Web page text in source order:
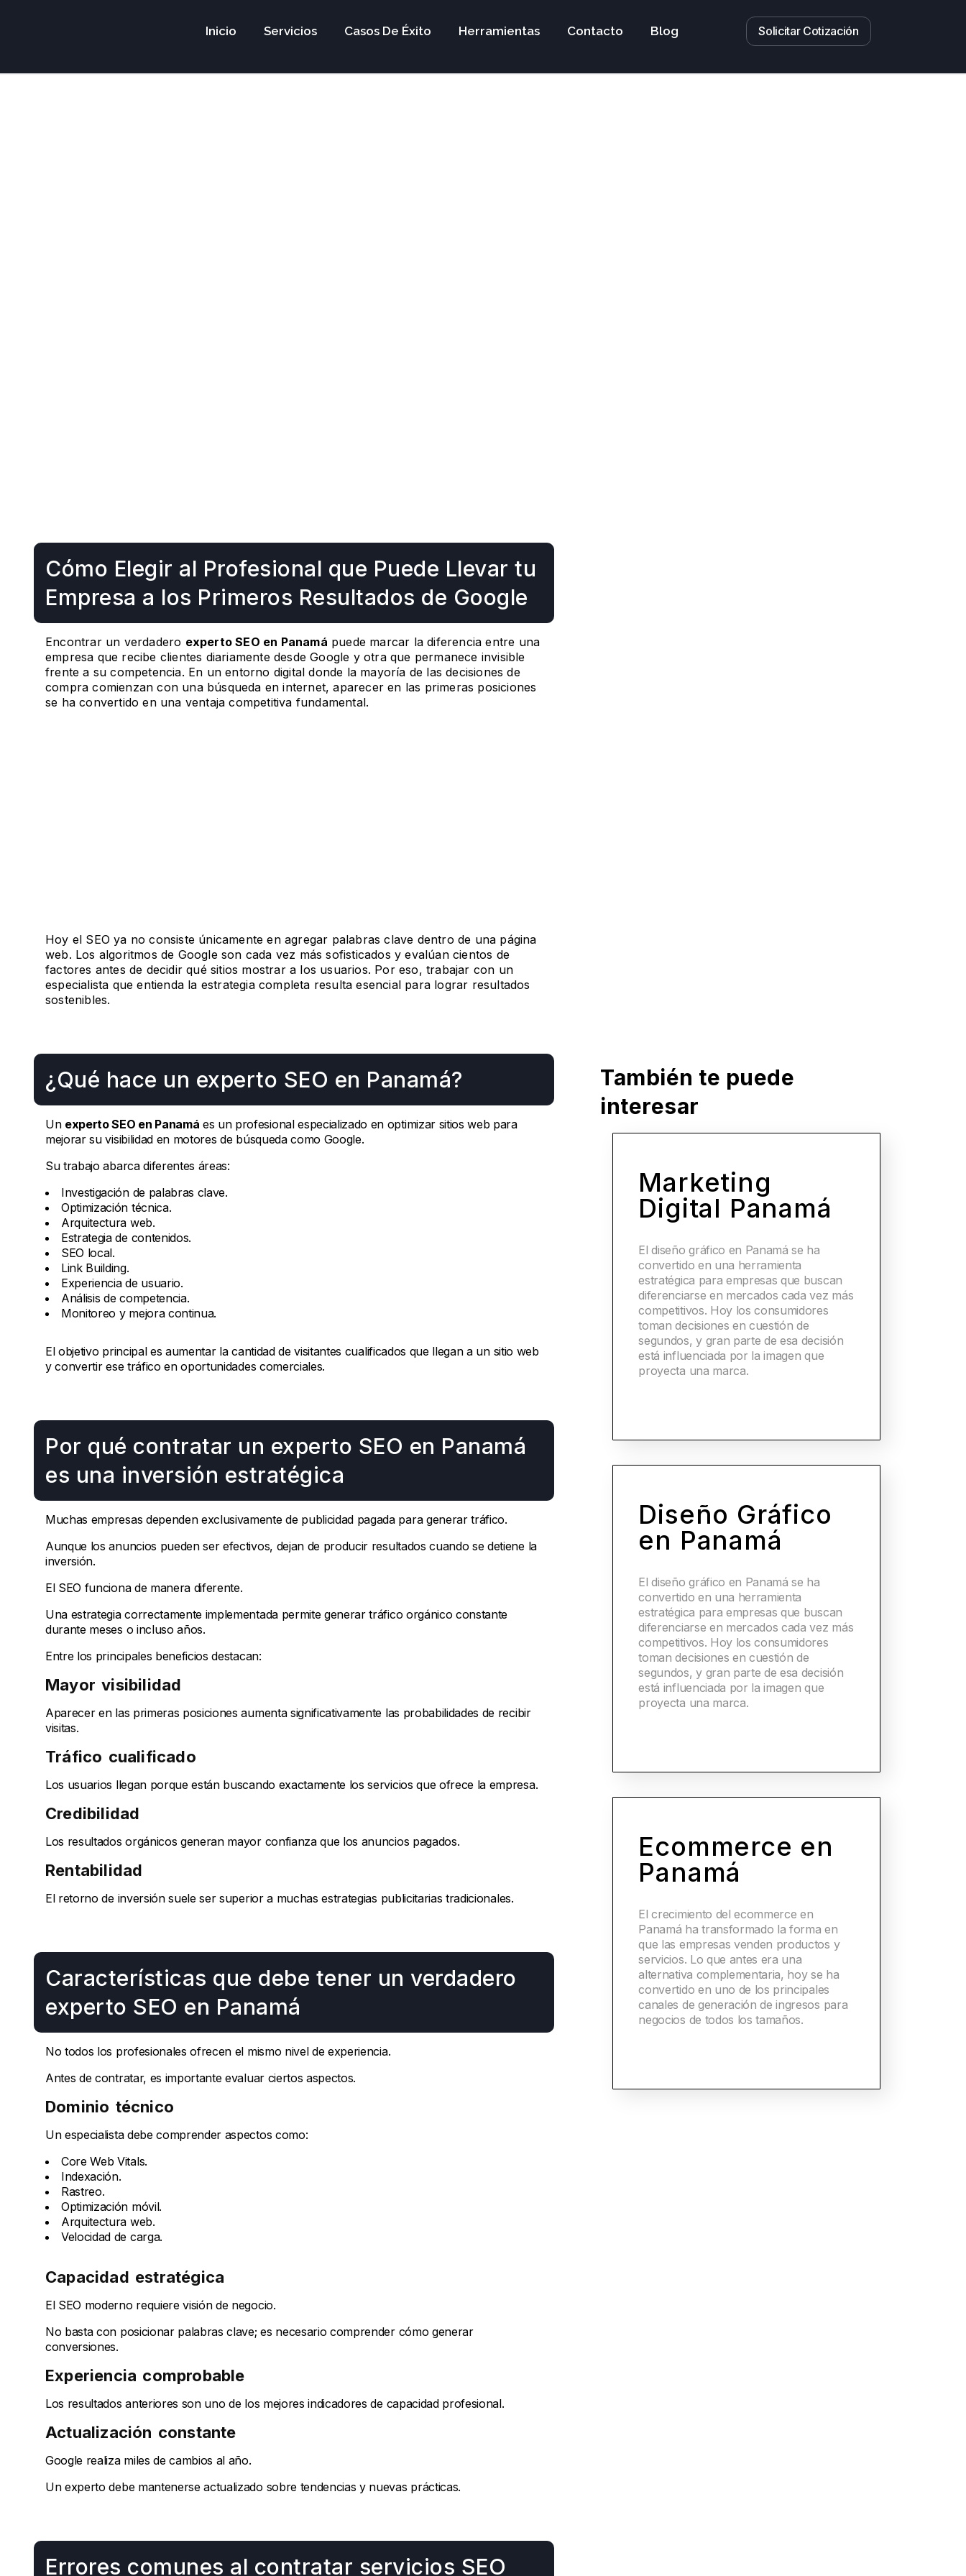
Inicio Servicios Casos De Éxito Herramientas Contacto Blog Solicitar Cotización
Cómo Elegir al Profesional que Puede Llevar tu
Empresa a los Primeros Resultados de Google
Encontrar un verdadero experto SEO en Panamá puede marcar la diferencia entre una
empresa que recibe clientes diariamente desde Google y otra que permanece invisible
frente a su competencia. En un entorno digital donde la mayoría de las decisiones de
compra comienzan con una búsqueda en internet, aparecer en las primeras posiciones
se ha convertido en una ventaja competitiva fundamental.
Hoy el SEO ya no consiste únicamente en agregar palabras clave dentro de una página
web. Los algoritmos de Google son cada vez más sofisticados y evalúan cientos de
factores antes de decidir qué sitios mostrar a los usuarios. Por eso, trabajar con un
especialista que entienda la estrategia completa resulta esencial para lograr resultados
sostenibles.
¿Qué hace un experto SEO en Panamá?
Un experto SEO en Panamá es un profesional especializado en optimizar sitios web para
mejorar su visibilidad en motores de búsqueda como Google.
Su trabajo abarca diferentes áreas:
Investigación de palabras clave.
Optimización técnica.
Arquitectura web.
Estrategia de contenidos.
SEO local.
Link Building.
Experiencia de usuario.
Análisis de competencia.
Monitoreo y mejora continua.
El objetivo principal es aumentar la cantidad de visitantes cualificados que llegan a un sitio web
y convertir ese tráfico en oportunidades comerciales.
Por qué contratar un experto SEO en Panamá
es una inversión estratégica
Muchas empresas dependen exclusivamente de publicidad pagada para generar tráfico.
Aunque los anuncios pueden ser efectivos, dejan de producir resultados cuando se detiene la
inversión.
El SEO funciona de manera diferente.
Una estrategia correctamente implementada permite generar tráfico orgánico constante
durante meses o incluso años.
Entre los principales beneficios destacan:
Mayor visibilidad
Aparecer en las primeras posiciones aumenta significativamente las probabilidades de recibir
visitas.
Tráfico cualificado
Los usuarios llegan porque están buscando exactamente los servicios que ofrece la empresa.
Credibilidad
Los resultados orgánicos generan mayor confianza que los anuncios pagados.
Rentabilidad
El retorno de inversión suele ser superior a muchas estrategias publicitarias tradicionales.
Características que debe tener un verdadero
experto SEO en Panamá
No todos los profesionales ofrecen el mismo nivel de experiencia.
Antes de contratar, es importante evaluar ciertos aspectos.
Dominio técnico
Un especialista debe comprender aspectos como:
Core Web Vitals.
Indexación.
Rastreo.
Optimización móvil.
Arquitectura web.
Velocidad de carga.
Capacidad estratégica
El SEO moderno requiere visión de negocio.
No basta con posicionar palabras clave; es necesario comprender cómo generar
conversiones.
Experiencia comprobable
Los resultados anteriores son uno de los mejores indicadores de capacidad profesional.
Actualización constante
Google realiza miles de cambios al año.
Un experto debe mantenerse actualizado sobre tendencias y nuevas prácticas.
Errores comunes al contratar servicios SEO
También te puede
interesar
Marketing
Digital Panamá
El diseño gráfico en Panamá se ha
convertido en una herramienta
estratégica para empresas que buscan
diferenciarse en mercados cada vez más
competitivos. Hoy los consumidores
toman decisiones en cuestión de
segundos, y gran parte de esa decisión
está influenciada por la imagen que
proyecta una marca.
Diseño Gráfico
en Panamá
El diseño gráfico en Panamá se ha
convertido en una herramienta
estratégica para empresas que buscan
diferenciarse en mercados cada vez más
competitivos. Hoy los consumidores
toman decisiones en cuestión de
segundos, y gran parte de esa decisión
está influenciada por la imagen que
proyecta una marca.
Ecommerce en
Panamá
El crecimiento del ecommerce en
Panamá ha transformado la forma en
que las empresas venden productos y
servicios. Lo que antes era una
alternativa complementaria, hoy se ha
convertido en uno de los principales
canales de generación de ingresos para
negocios de todos los tamaños.